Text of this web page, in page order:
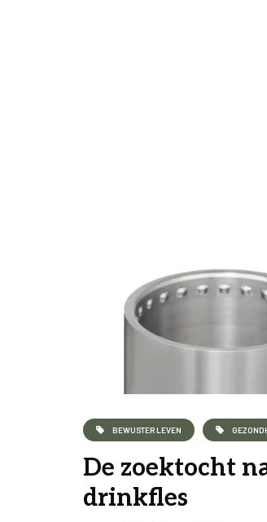
BEWUSTER LEVEN
De zoektocht
drinkfles